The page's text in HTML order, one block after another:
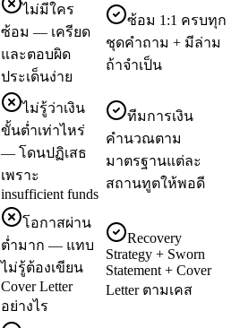
ไม่มีใคร
ซ้อม — เครียด
และตอบผิด
ประเด็นง่าย
ซ้อม 1:1 ครบทุก
ชุดคำถาม + มีล่าม
ถ้าจำเป็น
ไม่รู้ว่าเงิน
ขั้นต่ำเท่าไหร่
— โดนปฏิเสธ
เพราะ
insufficient funds
ทีมการเงิน
คำนวณตาม
มาตรฐานแต่ละ
สถานทูตให้พอดี
โอกาสผ่าน
ต่ำมาก — แทบ
ไม่รู้ต้องเขียน
Cover Letter
อย่างไร
Recovery
Strategy + Sworn
Statement + Cover
Letter ตามเคส